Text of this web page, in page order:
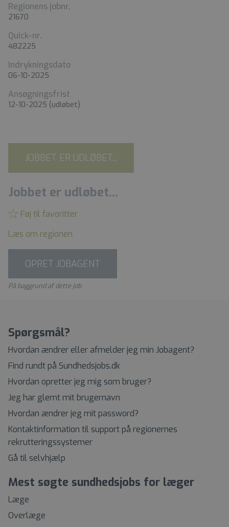
Regionens jobnr.
21670
Quick-nr.
482225
Indrykningsdato
06-10-2025
Ansøgningsfrist
12-10-2025 (udløbet)
JOBBET ER UDLØBET...
Jobbet er udløbet...
Føj til favoritter
Læs om regionen
OPRET JOBAGENT
På baggrund af dette job
Spørgsmål?
Hvordan ændrer eller afmelder jeg min Jobagent?
Find rundt på Sundhedsjobs.dk
Hvordan opretter jeg mig som bruger?
Jeg har glemt mit brugernavn
Hvordan ændrer jeg mit password?
Kontaktinformation til support på regionernes
rekrutteringssystemer
Gå til selvhjælp
Mest søgte sundhedsjobs for læger
Læge
Overlæge